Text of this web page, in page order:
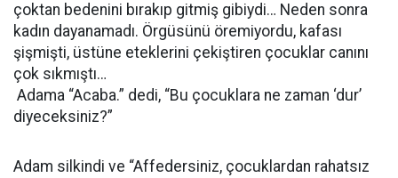
çoktan bedenini bırakıp gitmiş gibiydi… Neden sonra
kadın dayanamadı. Örgüsünü öremiyordu, kafası
şişmişti, üstüne eteklerini çekiştiren çocuklar canını
çok sıkmıştı…
Adama “Acaba.” dedi, “Bu çocuklara ne zaman ‘dur’
diyeceksiniz?”
Adam silkindi ve “Affedersiniz, çocuklardan rahatsız